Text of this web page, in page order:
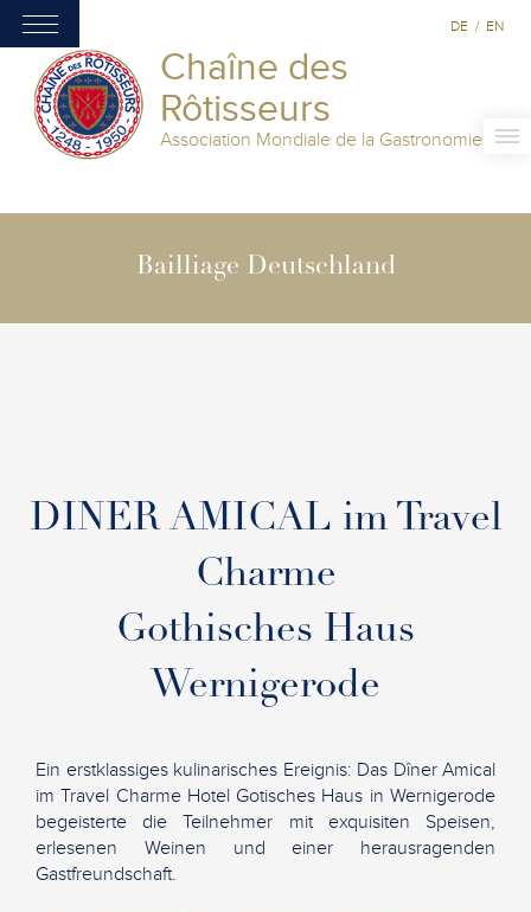
Chaîne des
Rôtisseurs
Association Mondiale de la Gastronomie
DE / EN
Bailliage Deutschland
DINER AMICAL im Travel
Charme
Gothisches Haus
Wernigerode
Ein erstklassiges kulinarisches Ereignis: Das Dîner Amical
im Travel Charme Hotel Gotisches Haus in Wernigerode
begeisterte die Teilnehmer mit exquisiten Speisen,
erlesenen Weinen und einer herausragenden
Gastfreundschaft.